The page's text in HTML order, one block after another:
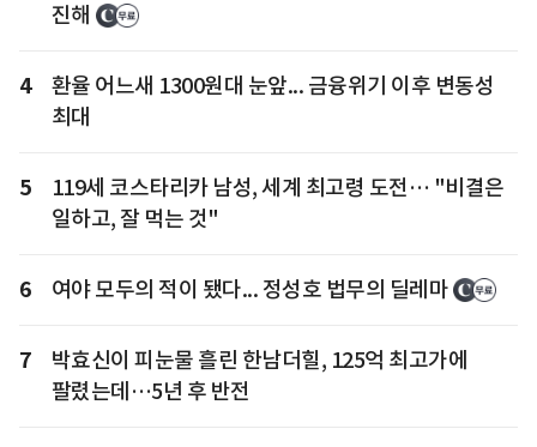
진해
4
환율 어느새 1300원대 눈앞... 금융위기 이후 변동성
최대
5
119세 코스타리카 남성, 세계 최고령 도전… "비결은
일하고, 잘 먹는 것"
6 여야 모두의 적이 됐다... 정성호 법무의 딜레마
7
박효신이 피눈물 흘린 한남더힐, 125억 최고가에
팔렸는데…5년 후 반전